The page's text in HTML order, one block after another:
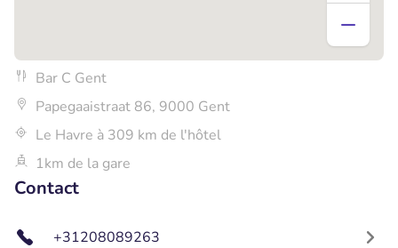
Bar C Gent
Papegaaistraat 86, 9000 Gent
Le Havre à 309 km de l'hôtel
1km de la gare
Contact
+31208089263